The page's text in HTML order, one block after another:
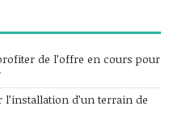
de l’offre en cours pour
d’un terrain de